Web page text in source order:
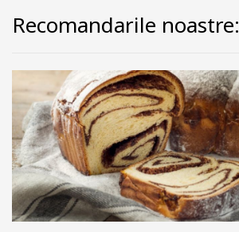
Recomandarile noastre: